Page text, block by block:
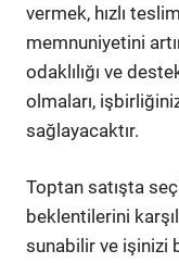
vermek, hızlı
memnuniyetini
odaklılığı ve
olmaları,
sağlayacaktır.
Toptan satışta
beklentilerini
sunabilir ve işinizi